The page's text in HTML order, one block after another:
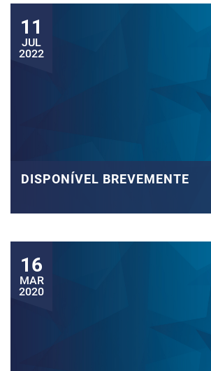
11
JUL
2022
DISPONÍVEL BREVEMENTE
16
MAR
2020